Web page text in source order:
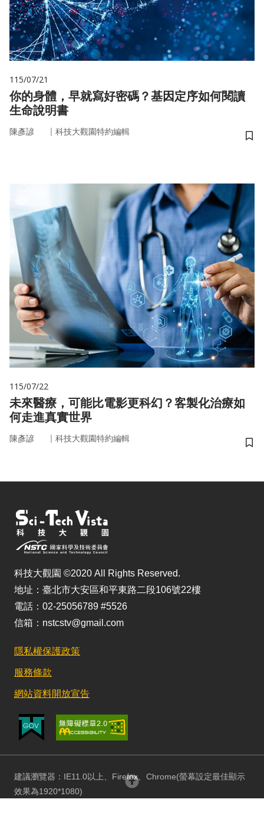
115/07/21
你的身體，早就寫好密碼？基因定序如何閱讀
生命說明書
陳彥諺 ｜ 科技大觀園特約編輯
儲
115/07/22
未來醫療，可能比電影更科幻？客製化治療如
何走進真實世界
陳彥諺 ｜ 科技大觀園特約編輯
儲
科技大觀園 ©2020 All Rights Reserved.
地址：臺北市大安區和平東路二段106號22樓
電話：02-25056789 #5526
信箱：nstcstv@gmail.com
隱私權保護政策
服務條款
網站資料開放宣告
建議瀏覽器：IE11.0以上、Firefox、Chrome(螢幕設定最佳顯示
效果為1920*1080)
回頂部